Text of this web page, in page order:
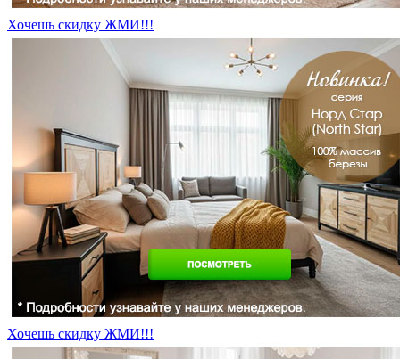
Хочешь скидку ЖМИ!!!
Хочешь скидку ЖМИ!!!